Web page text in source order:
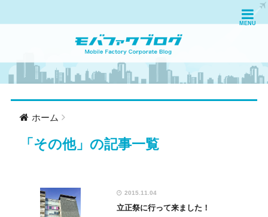
ホーム
「その他」の記事一覧
2015.11.04
立正祭に行って来ました！